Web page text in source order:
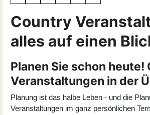
Country
alles auf einen
Planen Sie schon heute!
Veranstaltungen in der
Planung ist das halbe Leben - und die
Veranstaltungen im ganz persönlichen